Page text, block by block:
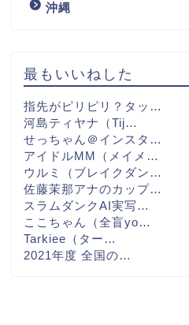
沖縄
最もいいねした
指先がピリピリ？タッ…
河島ティヤナ（Tij…
せっちゃん＠インスタ…
アイドルMM（メイメ…
ウルミ（ブレイクダン…
佐藤茉那アナのカップ…
スラムダンクAI実写…
ここちゃん（全盲yo…
Tarkiee（ター…
2021年度 全国の…